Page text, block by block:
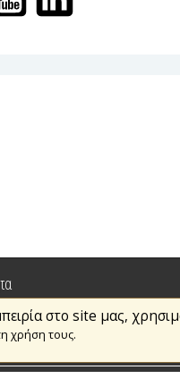
στο site μας,
χρήση τους.